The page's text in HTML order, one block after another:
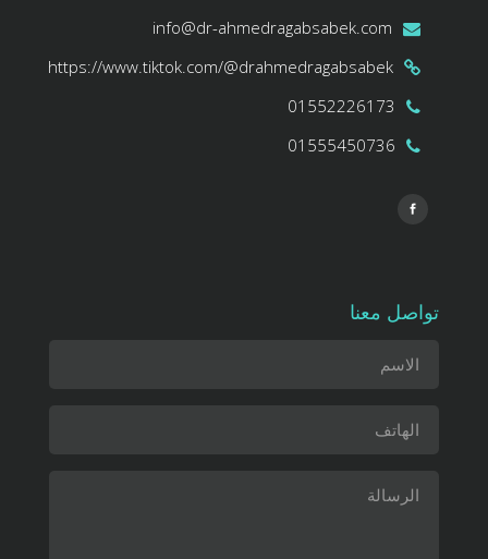
info@dr-ahmedragabsabek.com
https://www.tiktok.com/@drahmedragabsabek
01552226173
01555450736
تواصل معنا